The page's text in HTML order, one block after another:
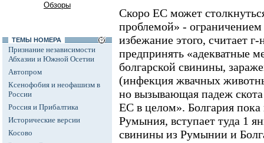
Обзоры
ТЕМЫ НОМЕРА
Признание независимости
Абхазии и Южной Осетии
Автопром
Ксенофобия и неофашизм в
России
Россия и Прибалтика
Исторические версии
Косово
Скоро ЕС может
проблемой» -
избежание этого, считает
предпринять «адекватные
болгарской свинины,
(инфекция жвачных
но вызывающая падеж
ЕС в целом». Болгария
Румыния, вступает туда 1
свинины из Румынии и